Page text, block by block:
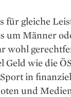
für gleiche
um Männer
wohl
Geld wie die
in
und